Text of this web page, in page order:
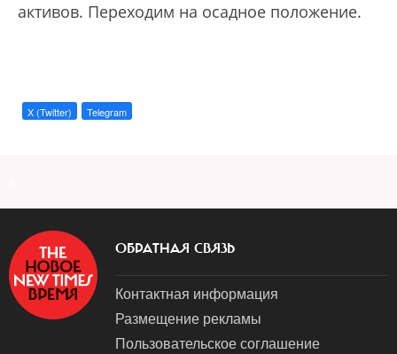
активов. Переходим на осадное положение.
X (Twitter) Telegram
ОБРАТНАЯ СВЯЗЬ
Контактная информация
Размещение рекламы
Пользовательское соглашение